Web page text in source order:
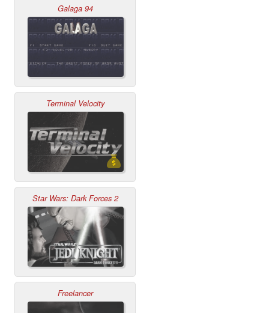
Galaga 94
Terminal Velocity
Star Wars: Dark Forces 2
Freelancer